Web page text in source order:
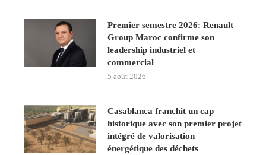
Premier semestre 2026: Renault
Group Maroc confirme son
leadership industriel et
commercial
5 août 2026
Casablanca franchit un cap
historique avec son premier projet
intégré de valorisation
énergétique des déchets